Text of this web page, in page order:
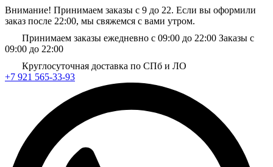
Внимание! Принимаем заказы с 9 до 22. Если вы оформили
заказ после 22:00, мы свяжемся с вами утром.
Принимаем заказы ежедневно с 09:00 до 22:00 Заказы с
09:00 до 22:00
Круглосуточная доставка по СПб и ЛО
+7 921 565-33-93